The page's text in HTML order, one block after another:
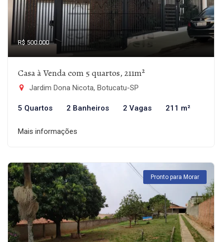
R$ 500.000
Casa à Venda com 5 quartos, 211m²
Jardim Dona Nicota, Botucatu-SP
5 Quartos 2 Banheiros 2 Vagas 211 m²
Mais informações
Pronto para Morar